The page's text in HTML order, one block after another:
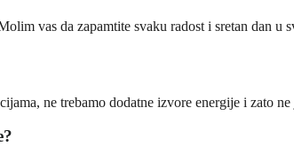
vas da zapamtite svaku radost i sretan dan u
ne trebamo dodatne izvore energije i zato ne